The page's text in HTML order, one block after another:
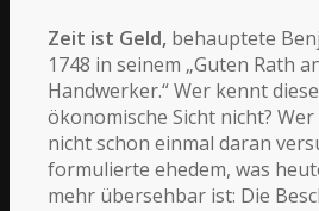
Zeit ist Geld, behauptete
1748 in seinem „Guten Rath
Handwerker.“ Wer kennt
ökonomische Sicht nicht?
nicht schon einmal daran
formulierte ehedem, was
mehr übersehbar ist: Die